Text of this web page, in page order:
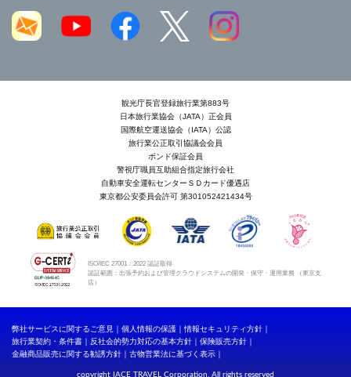
観光庁長官登録旅行業第883号
日本旅行業協会（JATA）正会員
国際航空運送協会（IATA）公認
旅行業公正取引協議会会員
ボンド保証会員
警視庁職員互助組合指定旅行会社
自動車安全運転センターＳＤカード優遇店
東京都公安委員会許可 第301052421434号
ISO/IEC 27001：2022 認証取得
認証範囲：出張予約および管理クラウドシステムの開発・保守・運用業務 （東京支
店）
弊社サービスに関するご意見 個人情報の保護
情報セキュリティ方針
旅行業契約・条件書
反社会的勢力対応の基本方針
保険販売方針
金融商品販売に関する勧誘方針
古物営業法に基づく表示
copyright IACE TRAVEL Corporation. All rights reserved